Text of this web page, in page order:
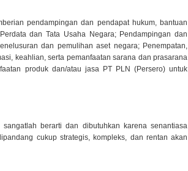
pendampingan dan pendapat hukum, bantuan
dan Tata Usaha Negara; Pendampingan dan
dan pemulihan aset negara; Penempatan,
keahlian, serta pemanfaatan sarana dan prasarana
produk dan/atau jasa PT PLN (Persero) untuk
berarti dan dibutuhkan karena senantiasa
cukup strategis, kompleks, dan rentan akan